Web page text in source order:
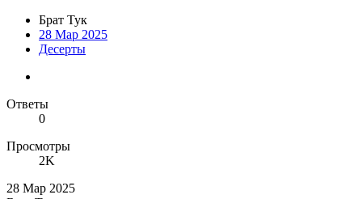
Брат Тук
28 Мар 2025
Десерты
Ответы
0
Просмотры
2K
28 Мар 2025